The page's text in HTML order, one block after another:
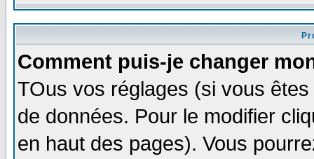
Comment puis-je changer
TOus vos réglages (si vous
de données. Pour le modifier
en haut des pages). Vous